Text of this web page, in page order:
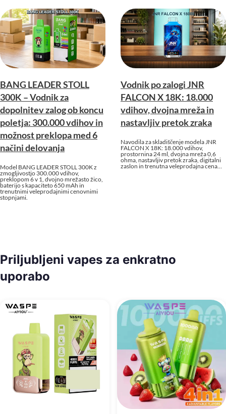
BANG LEADER STOLL
300K – Vodnik za
dopolnitev zalog ob koncu
poletja: 300.000 vdihov in
možnost preklopa med 6
načini delovanja
Model BANG LEADER STOLL 300K z
zmogljivostjo 300.000 vdihov,
preklopom 6 v 1, dvojno mrežasto žico,
baterijo s kapaciteto 650 mAh in
trenutnimi veleprodajnimi cenovnimi
stopnjami.
Vodnik po zalogi JNR
FALCON X 18K: 18.000
vdihov, dvojna mreža in
nastavljiv pretok zraka
Navodila za skladiščenje modela JNR
FALCON X 18K: 18.000 vdihov,
prostornina 24 ml, dvojna mreža 0,6
ohma, nastavljiv pretok zraka, digitalni
zaslon in trenutna veleprodajna cena…
Priljubljeni vapes za enkratno
uporabo